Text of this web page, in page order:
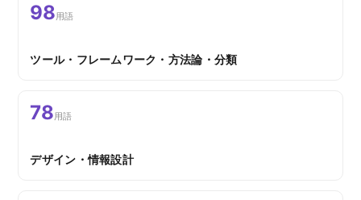
98用語
ツール・フレームワーク・方法論・分類
78用語
デザイン・情報設計